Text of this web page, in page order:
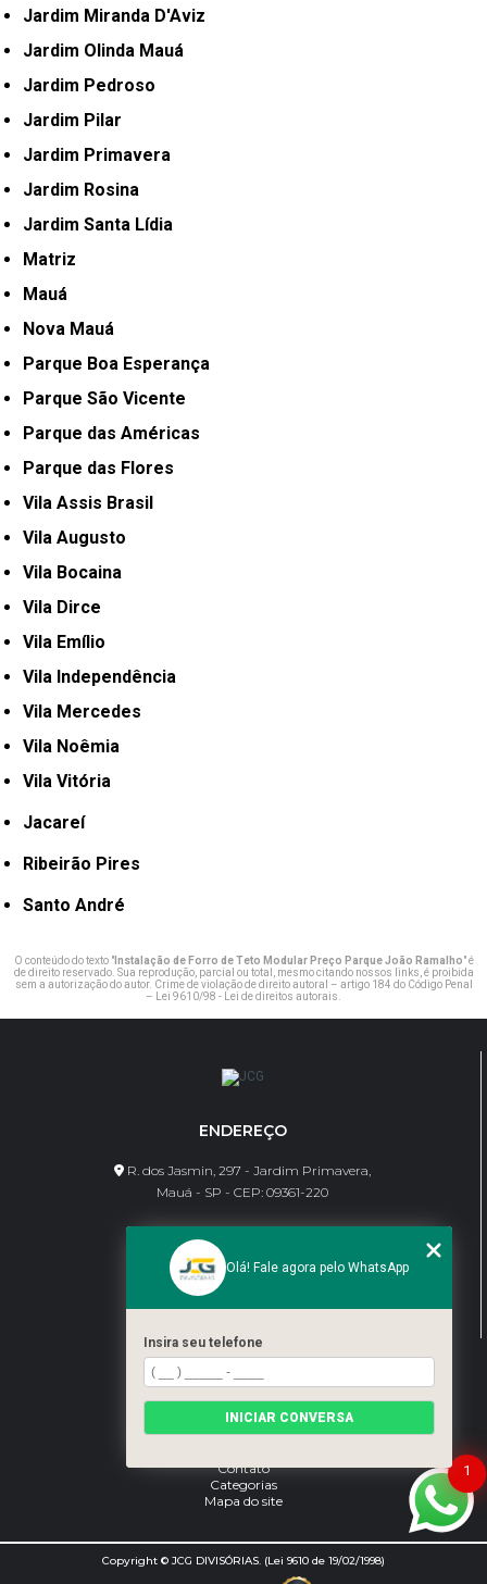
Jardim Miranda D'Aviz
Jardim Olinda Mauá
Jardim Pedroso
Jardim Pilar
Jardim Primavera
Jardim Rosina
Jardim Santa Lídia
Matriz
Mauá
Nova Mauá
Parque Boa Esperança
Parque São Vicente
Parque das Américas
Parque das Flores
Vila Assis Brasil
Vila Augusto
Vila Bocaina
Vila Dirce
Vila Emílio
Vila Independência
Vila Mercedes
Vila Noêmia
Vila Vitória
Jacareí
Ribeirão Pires
Santo André
O conteúdo do texto "Instalação de Forro de Teto Modular Preço Parque João Ramalho" é
de direito reservado. Sua reprodução, parcial ou total, mesmo citando nossos links, é proibida
sem a autorização do autor. Crime de violação de direito autoral – artigo 184 do Código Penal
– Lei 9610/98 - Lei de direitos autorais.
ENDEREÇO
R. dos Jasmin, 297 - Jardim Primavera,
Mauá - SP - CEP: 09361-220
CONTATO
(11) 95462-8630
bene@jcgdivisorias.com
Home
Sobre Nós
Serviços
Contato
Categorias
Mapa do site
Copyright © JCG DIVISÓRIAS. (Lei 9610 de 19/02/1998)
1
Olá! Fale agora pelo WhatsApp
Insira seu telefone
INICIAR CONVERSA